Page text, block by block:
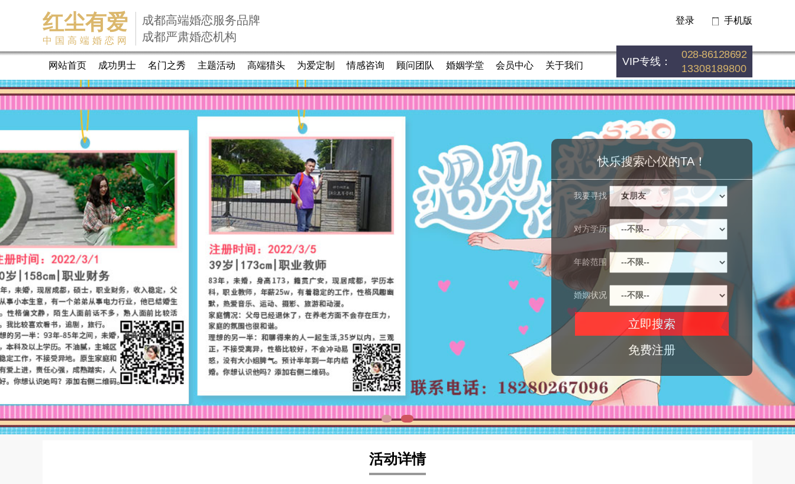
红尘有爱
中国高端婚恋网
成都高端婚恋服务品牌
成都严肃婚恋机构
登录 手机版
网站首页 成功男士 名门之秀 主题活动 高端猎头 为爱定制 情感咨询 顾问团队 婚姻学堂 会员中心 关于我们 VIP专线：
028-86128692
13308189800
快乐搜索心仪的TA！
我要寻找
对方学历
年龄范围
婚姻状况
免费注册
活动详情